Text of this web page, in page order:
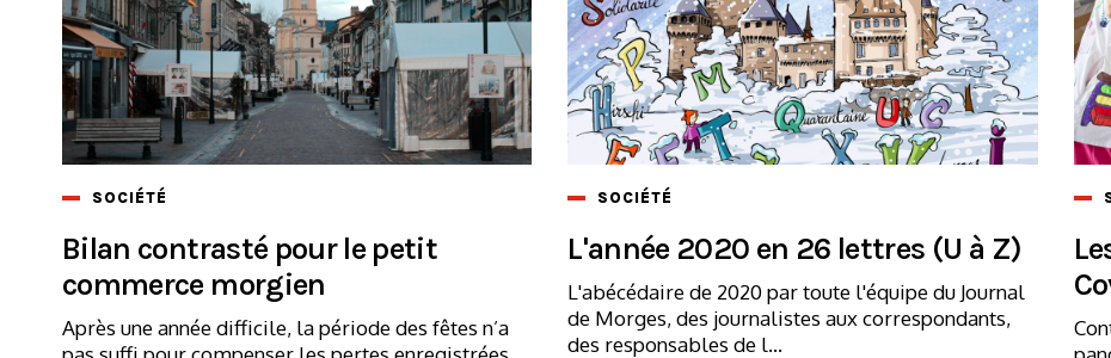
SOCIÉTÉ
Bilan contrasté pour le petit
commerce morgien
Après une année difficile, la période des fêtes n’a
SOCIÉTÉ
L'année 2020 en 26 lettres (U à Z)
L'abécédaire de 2020 par toute l'équipe du Journal
de Morges, des journalistes aux correspondants,
des responsables de l...